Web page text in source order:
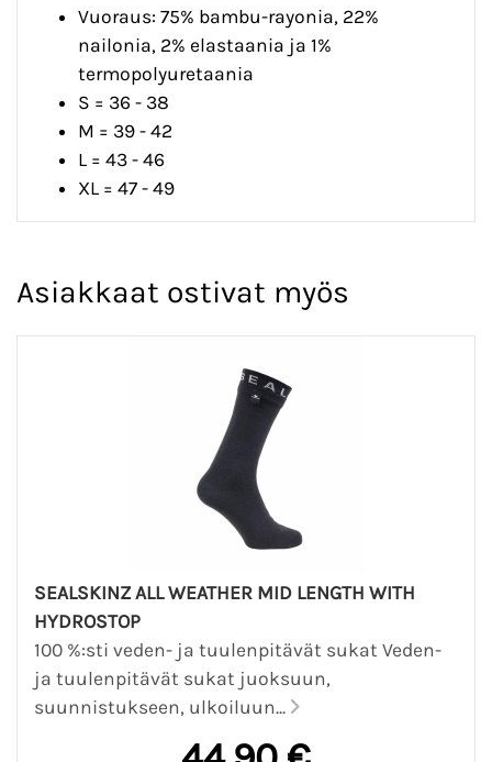
Vuoraus: 75% bambu-rayonia, 22%
nailonia, 2% elastaania ja 1%
termopolyuretaania
S = 36 - 38
M = 39 - 42
L = 43 - 46
XL = 47 - 49
Asiakkaat ostivat myös
SEALSKINZ ALL WEATHER MID LENGTH WITH
HYDROSTOP
100 %:sti veden- ja tuulenpitävät sukat Veden-
ja tuulenpitävät sukat juoksuun,
suunnistukseen, ulkoiluun...